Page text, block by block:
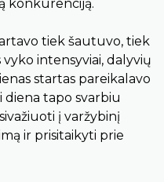
konkurenciją.
tiek šautuvo, tiek
intensyviai, dalyvių
startas pareikalavo
diena tapo svarbiu
į varžybinį
ir prisitaikyti prie